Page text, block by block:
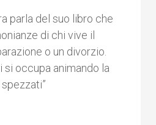
parla del suo libro che
di chi vive il
o un divorzio.
si occupa animando la